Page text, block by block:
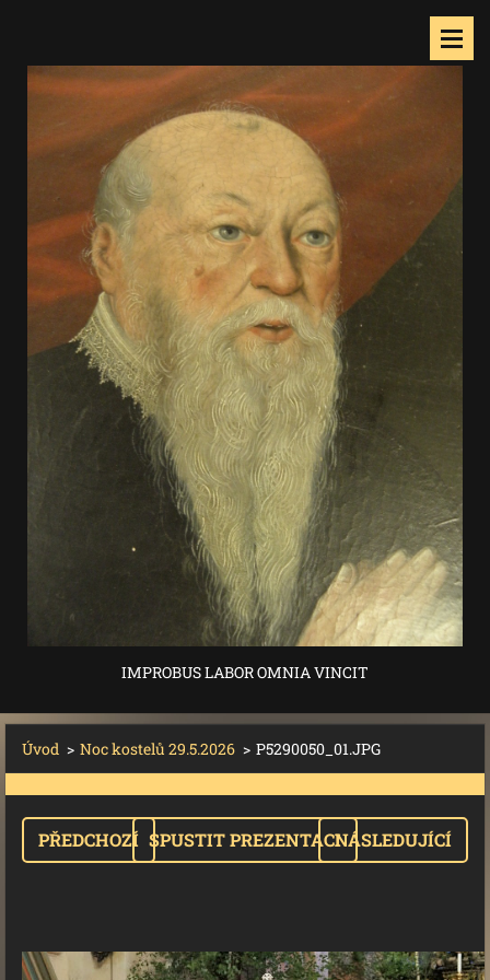
IMPROBUS LABOR OMNIA VINCIT
Úvod > Noc kostelů 29.5.2026 > P5290050_01.JPG
PŘEDCHOZÍ SPUSTIT PREZENTACINÁSLEDUJÍCÍ